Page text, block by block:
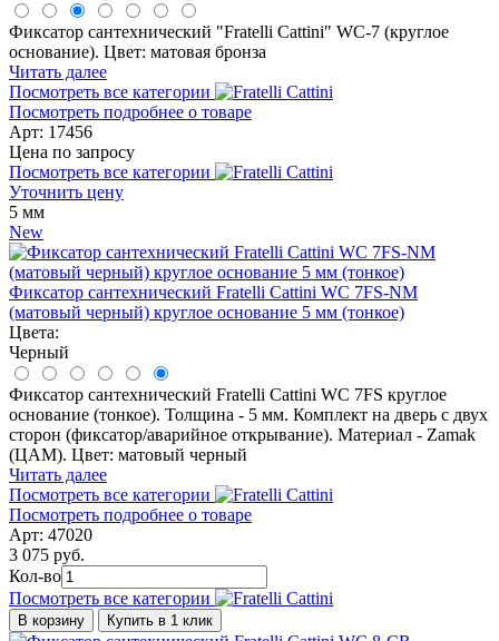
Фиксатор сантехнический "Fratelli Cattini" WC-7 (круглое
основание). Цвет: матовая бронза
Читать далее
Посмотреть все категории
Посмотреть подробнее о товаре
Арт: 17456
Цена по запросу
Посмотреть все категории
Уточнить цену
5 мм
New
Фиксатор сантехнический Fratelli Cattini WC 7FS-NM
(матовый черный) круглое основание 5 мм (тонкое)
Цвета:
Черный
Фиксатор сантехнический Fratelli Cattini WC 7FS круглое
основание (тонкое). Толщина - 5 мм. Комплект на дверь с двух
сторон (фиксатор/аварийное открывание). Материал - Zamak
(ЦАМ). Цвет: матовый черный
Читать далее
Посмотреть все категории
Посмотреть подробнее о товаре
Арт: 47020
3 075 руб.
Кол-во
Посмотреть все категории
В корзину Купить в 1 клик